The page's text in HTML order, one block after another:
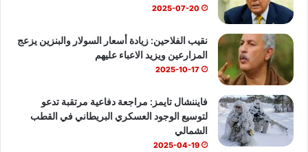
2025-07-20
نقيب الفلاحين: زيادة أسعار السولار والبنزين يزعج
المزارعين ويزيد الاعباء عليهم
2025-10-17
فايننشال تايمز: مراجعة دفاعية مرتقبة تدعو
لتوسيع الوجود العسكري البريطاني في القطب
الشمالي
2025-04-19